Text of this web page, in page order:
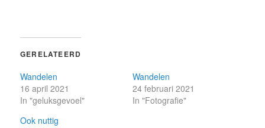
GERELATEERD
Wandelen
16 april 2021
In "geluksgevoel"
Wandelen
24 februari 2021
In "Fotografie"
Ook nuttig